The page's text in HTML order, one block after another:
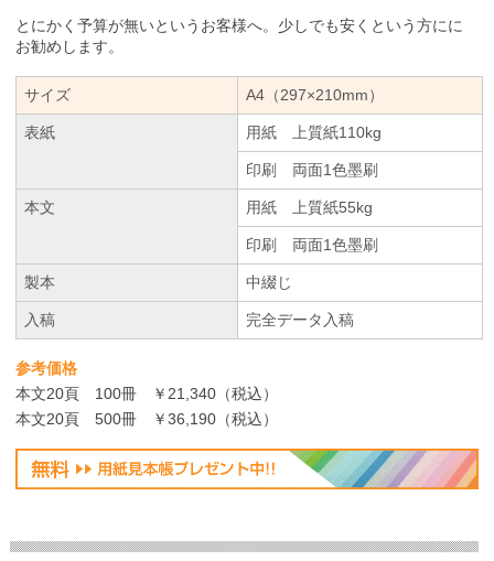
とにかく予算が無いというお客様へ。少しでも安くという方にに
お勧めします。
サイズ A4（297×210mm）
表紙 用紙 上質紙110kg
印刷 両面1色墨刷
本文 用紙 上質紙55kg
印刷 両面1色墨刷
製本 中綴じ
入稿 完全データ入稿
参考価格
本文20頁 100冊 ￥21,340（税込）
本文20頁 500冊 ￥36,190（税込）